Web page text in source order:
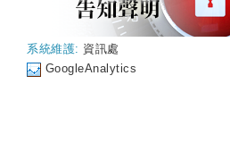
系統維護: 資訊處
GoogleAnalytics